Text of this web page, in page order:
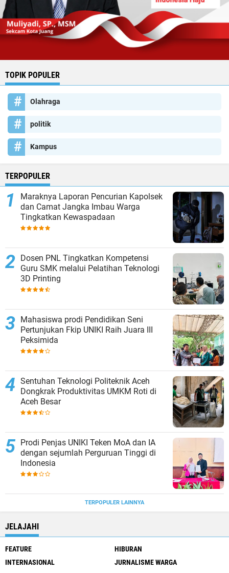
TOPIK POPULER
Olahraga
politik
Kampus
TERPOPULER
Maraknya Laporan Pencurian Kapolsek
dan Camat Jangka Imbau Warga
Tingkatkan Kewaspadaan
Dosen PNL Tingkatkan Kompetensi
Guru SMK melalui Pelatihan Teknologi
3D Printing
Mahasiswa prodi Pendidikan Seni
Pertunjukan Fkip UNIKI Raih Juara III
Peksimida
Sentuhan Teknologi Politeknik Aceh
Dongkrak Produktivitas UMKM Roti di
Aceh Besar
Prodi Penjas UNIKI Teken MoA dan IA
dengan sejumlah Perguruan Tinggi di
Indonesia
TERPOPULER LAINNYA
JELAJAHI
FEATURE
HIBURAN
INTERNASIONAL
JURNALISME WARGA